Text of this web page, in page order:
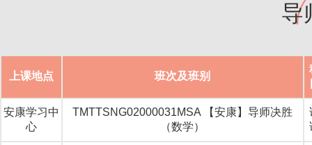
导
上课地点 班次及班别
安康学习中
心
TMTTSNG02000031MSA 【安康】导师决胜
（数学）